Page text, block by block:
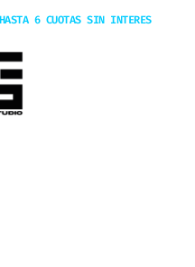
HASTA 6 CUOTAS SIN INTERES